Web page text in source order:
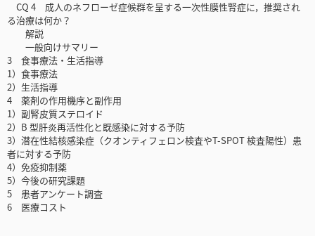
CQ 4 成人のネフローゼ症候群を呈する一次性膜性腎症に，推奨され
る治療は何か？
解説
一般向けサマリー
3 食事療法・生活指導
1）食事療法
2）生活指導
4 薬剤の作用機序と副作用
1）副腎皮質ステロイド
2）B 型肝炎再活性化と既感染に対する予防
3）潜在性結核感染症（クオンティフェロン検査やT-SPOT 検査陽性）患
者に対する予防
4）免疫抑制薬
5）今後の研究課題
5 患者アンケート調査
6 医療コスト